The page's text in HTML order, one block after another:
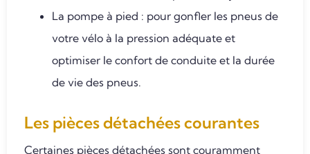
La pompe à pied : pour gonfler les pneus de
votre vélo à la pression adéquate et
optimiser le confort de conduite et la durée
de vie des pneus.
Les pièces détachées courantes
Certaines pièces détachées sont couramment